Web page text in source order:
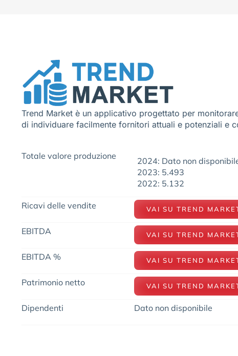
Trend Market è un applicativo progettato per
di individuare facilmente fornitori attuali e potenziali e
Totale valore produzione
2024: Dato non
2023: 5.493
2022: 5.132
Ricavi delle vendite VAI SU TREND
EBITDA VAI SU TREND
EBITDA % VAI SU TREND
Patrimonio netto VAI SU TREND
Dipendenti Dato non disponibile